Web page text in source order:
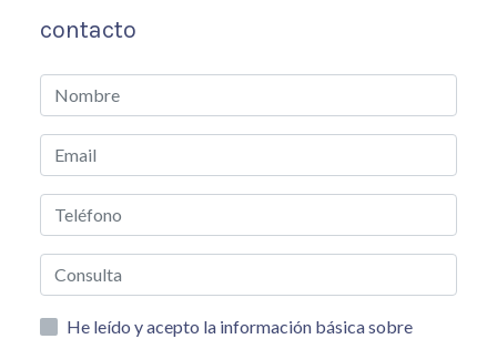
contacto
He leído y acepto la información básica sobre